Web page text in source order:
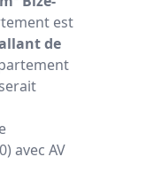
est
de
avec AV